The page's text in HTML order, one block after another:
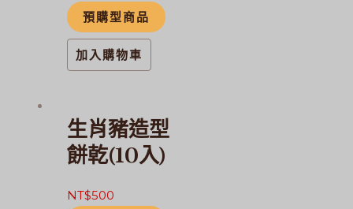
預購型商品
加入購物車
生肖豬造型
餅乾(10入)
NT$500